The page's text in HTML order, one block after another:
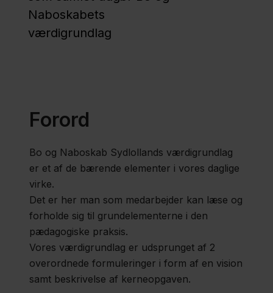
Historie
KulturParken
Shelterplads
Dyreparken
Kontaktoplysninger
Naboskabets
værdigrundlag
Forord
Bo og Naboskab Sydlollands værdigrundlag
er et af de bærende elementer i vores daglige
virke.
Det er her man som medarbejder kan læse og
forholde sig til grundelementerne i den
pædagogiske praksis.
Vores værdigrundlag er udsprunget af 2
overordnede formuleringer i form af en vision
samt beskrivelse af kerneopgaven.